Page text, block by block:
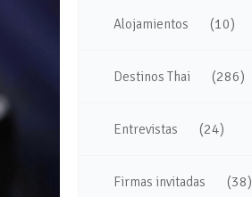
Alojamientos (10)
Destinos Thai (286)
Entrevistas (24)
Firmas invitadas (38)